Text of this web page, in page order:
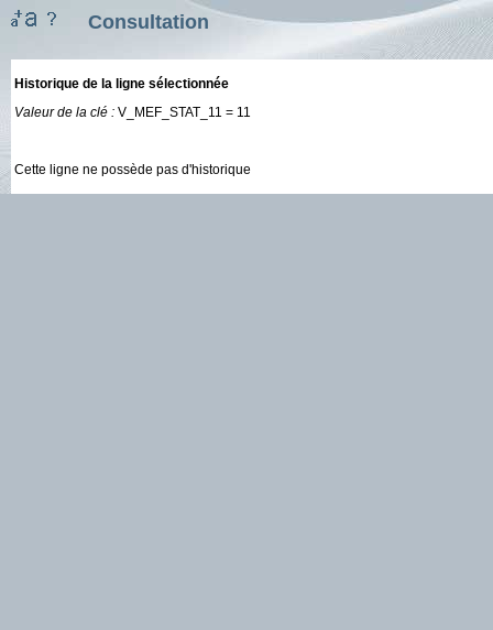
Consultation
Historique de la ligne sélectionnée
Valeur de la clé : V_MEF_STAT_11 = 11
Cette ligne ne possède pas d'historique